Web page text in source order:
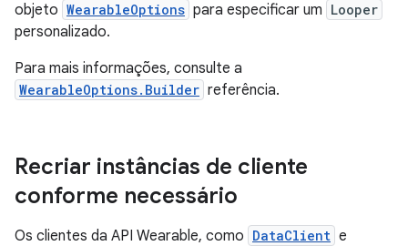
objeto WearableOptions para especificar um Looper
personalizado.
Para mais informações, consulte a
WearableOptions.Builder referência.
Recriar instâncias de cliente
conforme necessário
Os clientes da API Wearable, como DataClient e